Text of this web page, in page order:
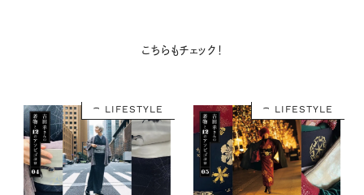
こちらもチェック！
LIFESTYLE LIFESTYLE